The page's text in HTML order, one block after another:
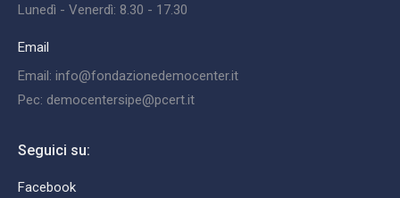
Lunedì - Venerdì: 8.30 - 17.30
Email
Email: info@fondazionedemocenter.it
Pec: democentersipe@pcert.it
Seguici su:
Facebook